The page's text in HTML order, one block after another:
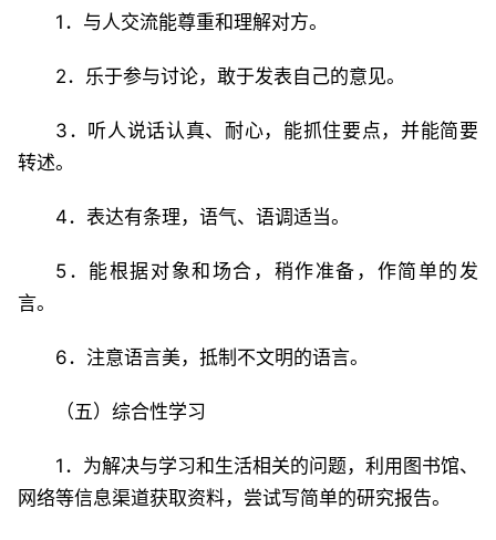
1．与人交流能尊重和理解对方。
2．乐于参与讨论，敢于发表自己的意见。
3．听人说话认真、耐心，能抓住要点，并能简要
转述。
4．表达有条理，语气、语调适当。
5．能根据对象和场合，稍作准备，作简单的发
言。
6．注意语言美，抵制不文明的语言。
（五）综合性学习
1．为解决与学习和生活相关的问题，利用图书馆、
网络等信息渠道获取资料，尝试写简单的研究报告。